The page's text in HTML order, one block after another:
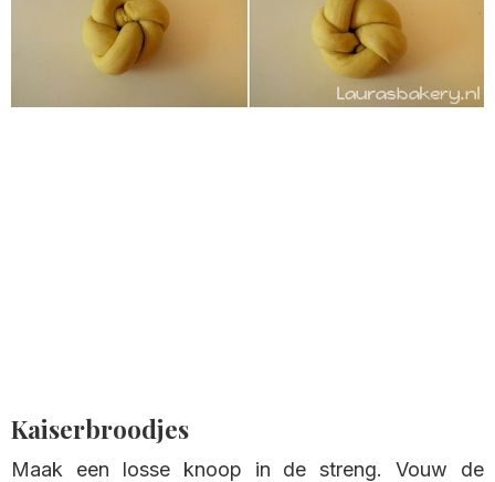
Kaiserbroodjes
Maak een losse knoop in de streng. Vouw de